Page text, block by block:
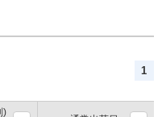
1
)